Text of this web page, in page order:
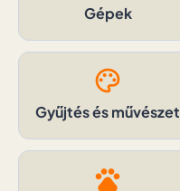
Gépek
palette
Gyűjtés és művészet
pets